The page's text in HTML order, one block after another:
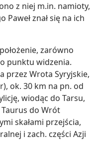
z niej m.in. namioty,
Paweł znał się na ich
zarówno
punktu widzenia.
przez Wrota Syryjskie,
ok. 30 km na pn. od
wiodąc do Tarsu,
do Wrót
skałami przejścia,
i zach. części Azji